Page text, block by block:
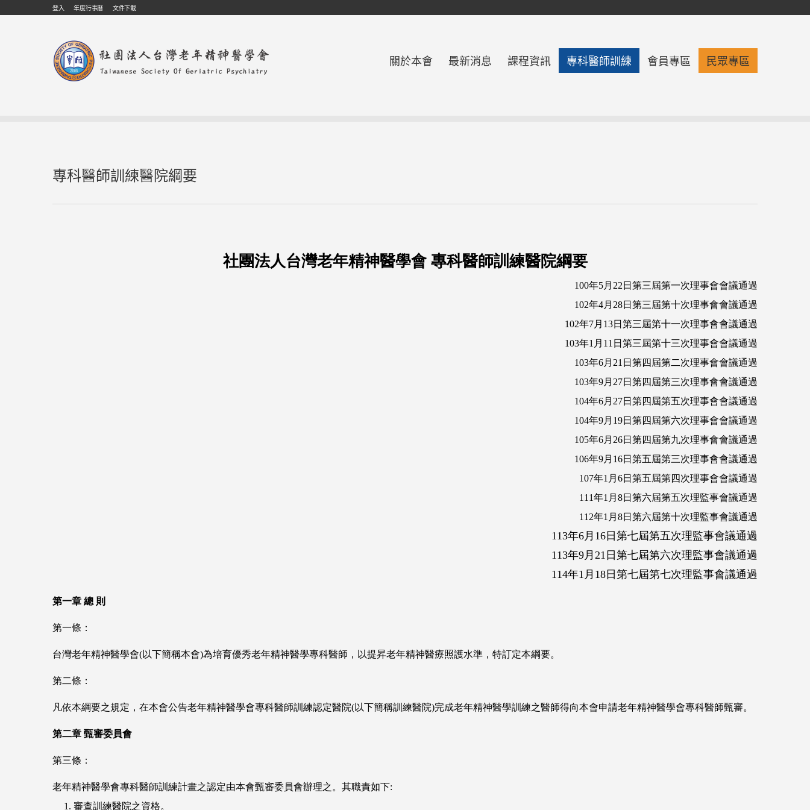
Skip to navigation
登入 年度行事曆 文件下載
關於本會 最新消息 課程資訊 專科醫師訓練 會員專區 民眾專區
專科醫師訓練醫院綱要
社團法人台灣老年精神醫學會 專科醫師訓練醫院綱要
100年5月22日第三屆第一次理事會會議通過
102年4月28日第三屆第十次理事會會議通過
102年7月13日第三屆第十一次理事會會議通過
103年1月11日第三屆第十三次理事會會議通過
103年6月21日第四屆第二次理事會會議通過
103年9月27日第四屆第三次理事會會議通過
104年6月27日第四屆第五次理事會會議通過
104年9月19日第四屆第六次理事會會議通過
105年6月26日第四屆第九次理事會會議通過
106年9月16日第五屆第三次理事會會議通過
107年1月6日第五屆第四次理事會會議通過
111年1月8日第六屆第五次理監事會議通過
112年1月8日第六屆第十次理監事會議通過
113年6月16日第七屆第五次理監事會議通過
113年9月21日第七屆第六次理監事會議通過
114年1月18日第七屆第七次理監事會議通過
第一章 總 則
第一條：
台灣老年精神醫學會(以下簡稱本會)為培育優秀老年精神醫學專科醫師，以提昇老年精神醫療照護水準，特訂定本綱要。
第二條：
凡依本綱要之規定，在本會公告老年精神醫學會專科醫師訓練認定醫院(以下簡稱訓練醫院)完成老年精神醫學訓練之醫師得向本會申請老年精神醫學會專科醫師甄審。
第二章 甄審委員會
第三條：
老年精神醫學會專科醫師訓練計畫之認定由本會甄審委員會辦理之。其職責如下:
1. 審查訓練醫院之資格。